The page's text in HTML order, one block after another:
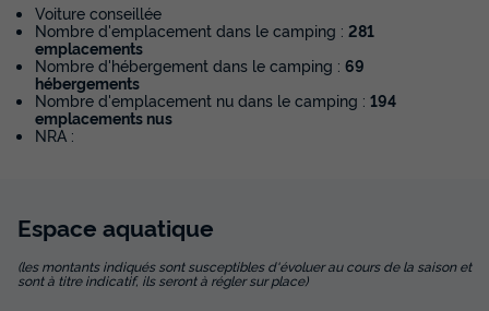
Voiture conseillée
Nombre d'emplacement dans le camping : 281
emplacements
Nombre d'hébergement dans le camping : 69
hébergements
Nombre d'emplacement nu dans le camping : 194
emplacements nus
NRA :
Espace aquatique
(les montants indiqués sont susceptibles d'évoluer au cours de la saison et
sont à titre indicatif, ils seront à régler sur place)